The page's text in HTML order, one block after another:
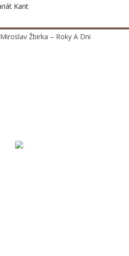
Miroslav Žbirka – Roky A Dni